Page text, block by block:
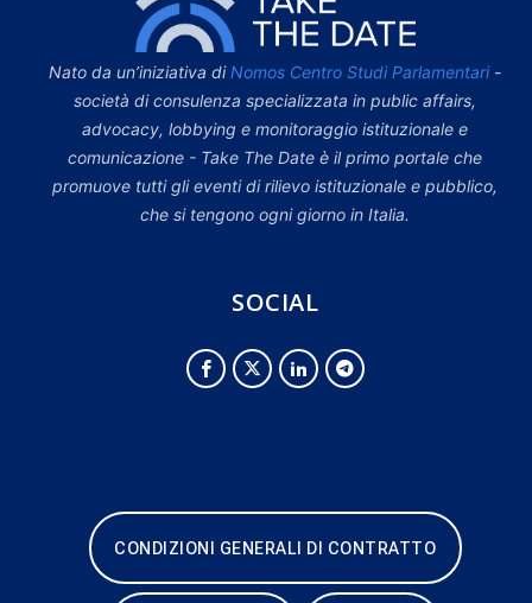
Nato da un’iniziativa diNomos Centro Studi Parlamentari-
società di consulenza specializzata in public affairs,
advocacy, lobbying e monitoraggio istituzionale e
comunicazione - Take The Date è il primo portale che
promuove tutti gli eventi di rilievo istituzionale e pubblico,
che si tengono ogni giorno in Italia.
SOCIAL
CONDIZIONI GENERALI DI CONTRATTO